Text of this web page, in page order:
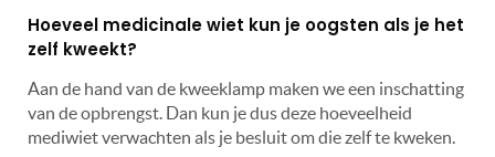
Hoeveel medicinale wiet kun je oogsten als je het
zelf kweekt?
Aan de hand van de kweeklamp maken we een inschatting
van de opbrengst. Dan kun je dus deze hoeveelheid
mediwiet verwachten als je besluit om die zelf te kweken.